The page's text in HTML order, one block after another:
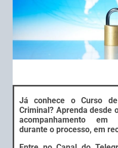
Já conhece o Curso
Criminal? Aprenda desde
acompanhamento em
durante o processo, em